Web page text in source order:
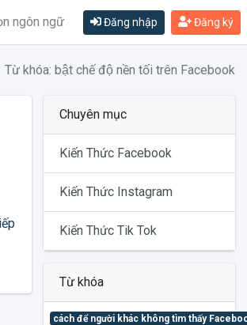
ngôn ngữ Đăng nhập Đăng ký
Từ khóa: bật chế độ nền tối trên Facebook
Chuyên mục
Kiến Thức Facebook
Kiến Thức Instagram
Kiến Thức Tik Tok
Từ khóa
cách để người khác không tìm thấy